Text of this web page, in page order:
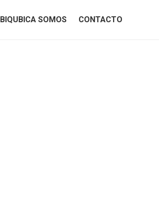
BIQUBICA SOMOS CONTACTO
BIQUBICA SOMOS CONTACTO